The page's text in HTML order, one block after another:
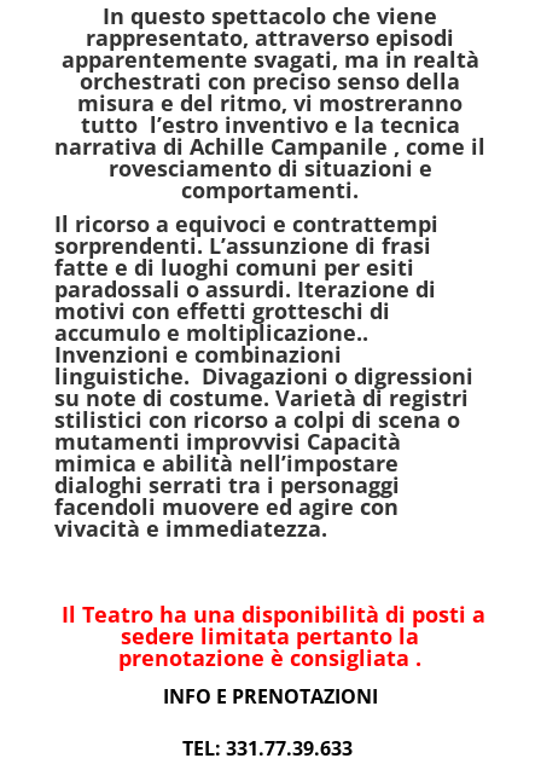
In questo spettacolo che viene
rappresentato, attraverso episodi
apparentemente svagati, ma in realtà
orchestrati con preciso senso della
misura e del ritmo, vi mostreranno
tutto l’estro inventivo e la tecnica
narrativa di Achille Campanile , come il
rovesciamento di situazioni e
comportamenti.
Il ricorso a equivoci e contrattempi
sorprendenti. L’assunzione di frasi
fatte e di luoghi comuni per esiti
paradossali o assurdi. Iterazione di
motivi con effetti grotteschi di
accumulo e moltiplicazione..
Invenzioni e combinazioni
linguistiche. Divagazioni o digressioni
su note di costume. Varietà di registri
stilistici con ricorso a colpi di scena o
mutamenti improvvisi Capacità
mimica e abilità nell’impostare
dialoghi serrati tra i personaggi
facendoli muovere ed agire con
vivacità e immediatezza.
Il Teatro ha una disponibilità di posti a
sedere limitata pertanto la
prenotazione è consigliata .
INFO E PRENOTAZIONI
TEL: 331.77.39.633